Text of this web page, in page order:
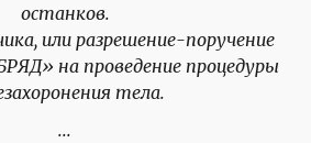
останков.
или разрешение-поручение
на проведение процедуры
тела.
...